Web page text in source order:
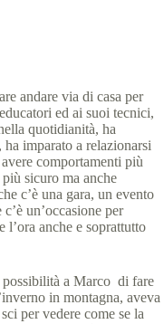
andare via di casa per
ed ai suoi tecnici,
quotidianità, ha
imparato a relazionarsi
comportamenti più
più sicuro ma anche
c’è una gara, un evento
un’occasione per
anche e soprattutto
a Marco di fare
in montagna, aveva
per vedere come se la